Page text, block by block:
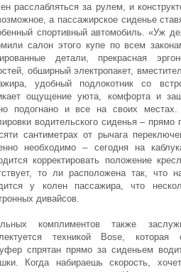
расслабляться за рулем, и
а пассажирское сиденье
спортивный автомобиль. «Уж
салон этого купе по всем
детали, прекрасная
обширный электропакет,
удобный подлокотник со
ощущение уюта, комфорта и
подогнано и все на своих
водительского сиденья –
сантиметрах от рычага
необходимо – сегодня на
корректировать положение
то ли расположена так, что
у колен пассажира, что
дивайсов.
комплиментов также
техникой Bose, которая
спрятан прямо за сиденьем
Когда набираешь скорость,